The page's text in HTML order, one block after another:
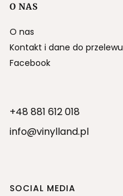
O NAS
O nas
Kontakt i dane do przelewu
Facebook
+48 881 612 018
info@vinylland.pl
SOCIAL MEDIA